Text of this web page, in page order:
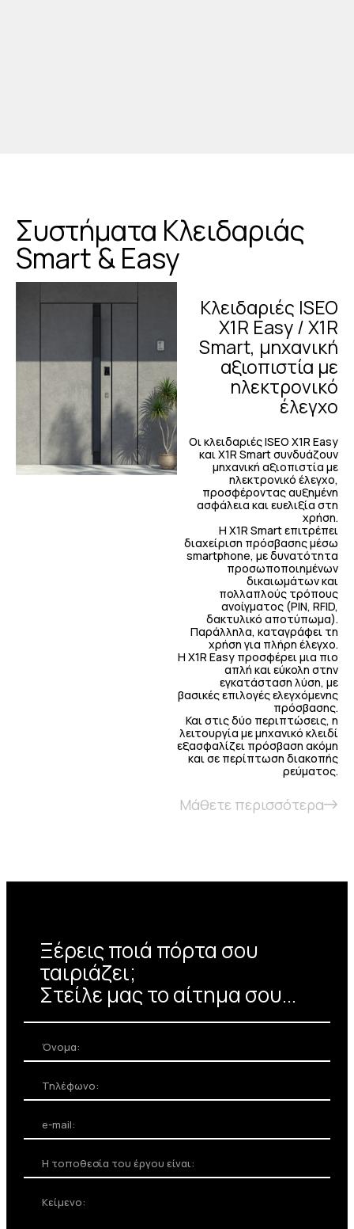
θερμομόνωσης κατά 30%.
Κατασκευή ανα εκατοστό
Ξεγνοιάστε από τις ατέλειες του
έργου, προσαρμόστε την πόρτα
σύμφωνα με τα δομικά που
Συστήματα Κλειδαριάς
Smart & Easy
Κλειδαριές ISEO
X1R Easy / X1R
Smart, μηχανική
αξιοπιστία με
ηλεκτρονικό
έλεγχο
Οι κλειδαριές ISEO X1R Easy
και X1R Smart συνδυάζουν
μηχανική αξιοπιστία με
ηλεκτρονικό έλεγχο,
προσφέροντας αυξημένη
ασφάλεια και ευελιξία στη
χρήση.
Η X1R Smart επιτρέπει
διαχείριση πρόσβασης μέσω
smartphone, με δυνατότητα
προσωποποιημένων
δικαιωμάτων και
πολλαπλούς τρόπους
ανοίγματος (PIN, RFID,
δακτυλικό αποτύπωμα).
Παράλληλα, καταγράφει τη
χρήση για πλήρη έλεγχο.
Η X1R Easy προσφέρει μια πιο
απλή και εύκολη στην
εγκατάσταση λύση, με
βασικές επιλογές ελεγχόμενης
πρόσβασης.
Και στις δύο περιπτώσεις, η
λειτουργία με μηχανικό κλειδί
εξασφαλίζει πρόσβαση ακόμη
και σε περίπτωση διακοπής
ρεύματος.
Μάθετε περισσότερα
Ξέρεις ποιά πόρτα σου
ταιριάζει;
Στείλε μας το αίτημα σου...